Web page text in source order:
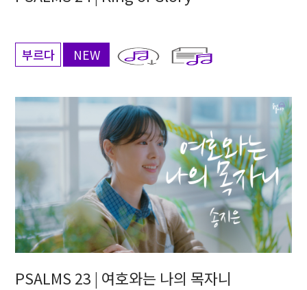
부르다 NEW
PSALMS 23 | 여호와는 나의 목자니